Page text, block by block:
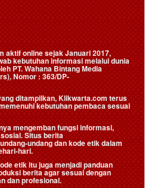
aktif online sejak Januari 2017,
kebutuhan informasi melalui dunia
PT. Wahana Bintang Media
, Nomor : 363/DP-
ditampilkan, Klikwarta.com terus
kebutuhan pembaca sesuai
mengemban fungsi informasi,
Situs berita
undang dan kode etik dalam
hari.
etik itu juga menjadi panduan
berita agar sesuai dengan
dan profesional.